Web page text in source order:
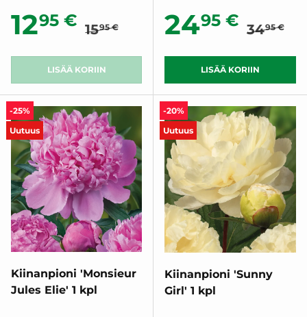
Alennushinta
1295 €
Normaalihinta
1595 €
LISÄÄ KORIIN
2495 € 3495 €
LISÄÄ KORIIN
-25%
Uutuus
Kiinanpioni 'Monsieur
Jules Elie' 1 kpl
-20%
Uutuus
Kiinanpioni 'Sunny
Girl' 1 kpl